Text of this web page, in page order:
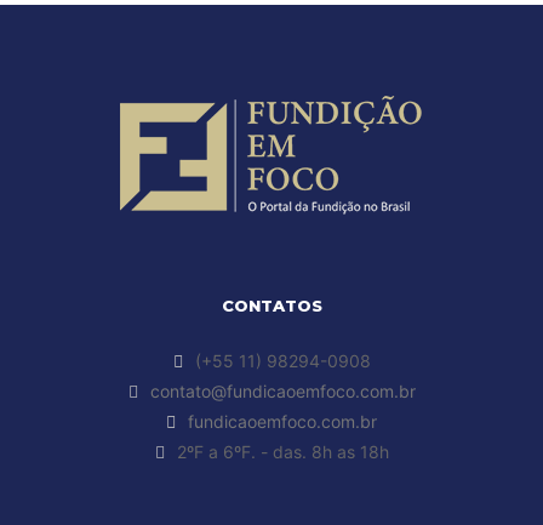
CONTATOS
(+55 11) 98294-0908
contato@fundicaoemfoco.com.br
fundicaoemfoco.com.br
2ºF a 6ºF. - das. 8h as 18h